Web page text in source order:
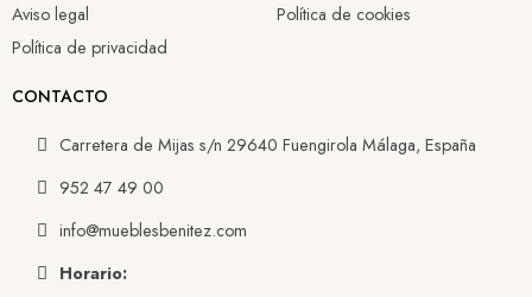
Aviso legal
Política de privacidad
Política de cookies
CONTACTO
Carretera de Mijas s/n 29640 Fuengirola Málaga, España
952 47 49 00
info@mueblesbenitez.com
Horario: